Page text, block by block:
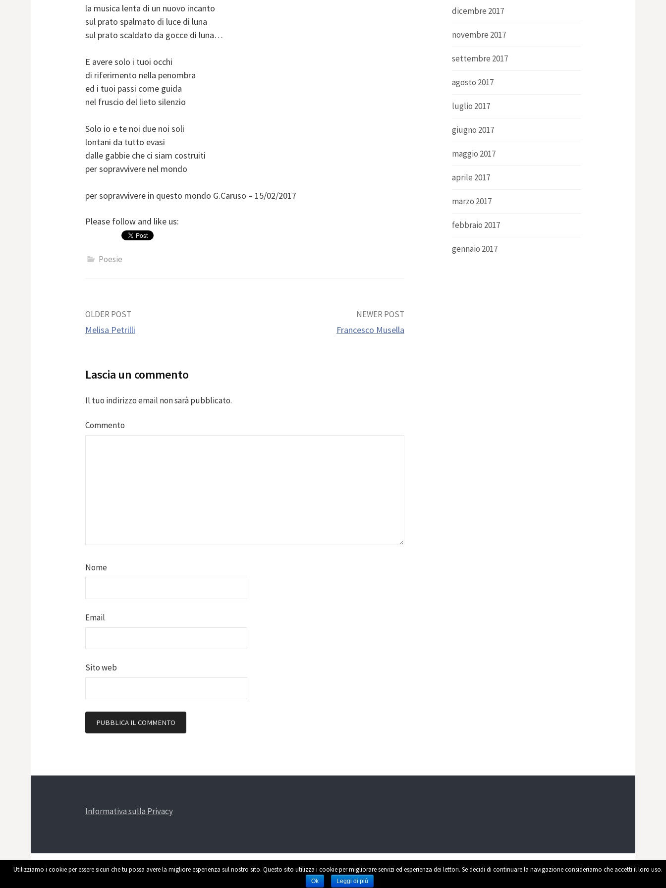
la musica lenta di un nuovo incanto
sul prato spalmato di luce di luna
sul prato scaldato da gocce di luna…
E avere solo i tuoi occhi
di riferimento nella penombra
ed i tuoi passi come guida
nel fruscio del lieto silenzio
Solo io e te noi due noi soli
lontani da tutto evasi
dalle gabbie che ci siam costruiti
per sopravvivere nel mondo
per sopravvivere in questo mondo G.Caruso – 15/02/2017
Please follow and like us:
Poesie
Post
OLDER POST
Melisa Petrilli
NEWER POST
Francesco Musella
Lascia un commento
Il tuo indirizzo email non sarà pubblicato.
Commento
Nome
Email
Sito web
dicembre 2017
novembre 2017
settembre 2017
agosto 2017
luglio 2017
giugno 2017
maggio 2017
aprile 2017
marzo 2017
febbraio 2017
gennaio 2017
Informativa sulla Privacy
Powered by WordPress | Theme byThemehaus
Utilizziamo i cookie per essere sicuri che tu possa avere la migliore esperienza sul nostro sito. Questo sito utilizza i cookie per migliorare servizi ed esperienza dei lettori. Se decidi di continuare la navigazione consideriamo che accetti il loro uso.
Ok Leggi di più